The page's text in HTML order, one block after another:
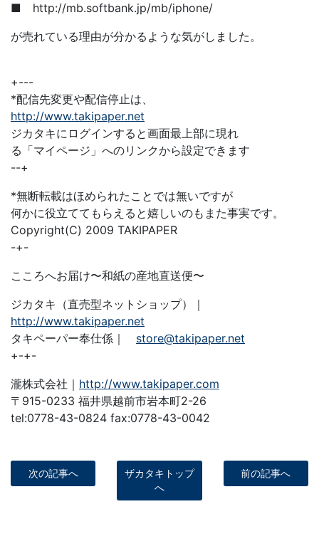
■ http://mb.softbank.jp/mb/iphone/
が売れている理由が分かるような気がしました。
+---
*配信先変更や配信停止は、
http://www.takipaper.net
ジカタキにログインすると画面最上部に現れ
る「マイページ」へのリンクから設定できます
--+
*無断転載はほめられたことでは無いですが
何かに役立ててもらえると嬉しいのもまた事実です。
Copyright(C) 2009 TAKIPAPER
-+-
こころへお届け〜和紙の産地直送便〜
ジカタキ（直売型ネットショップ）｜
http://www.takipaper.net
タキペーパー奉仕係｜ store@takipaper.net
+-+-
瀧株式会社｜ http://www.takipaper.com
〒915-0233 福井県越前市岩本町2-26
tel:0778-43-0824 fax:0778-43-0042
次の記事へ
ザカタキトップ
へ
前の記事へ